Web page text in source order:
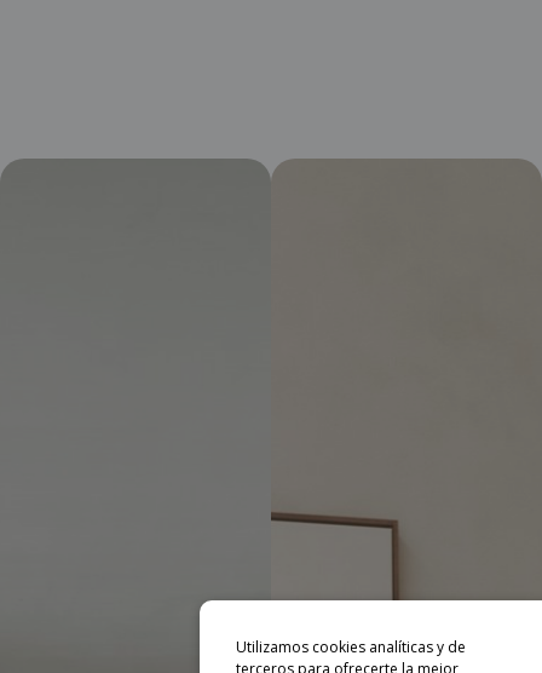
Utilizamos cookies analíticas y de
terceros para ofrecerte la mejor